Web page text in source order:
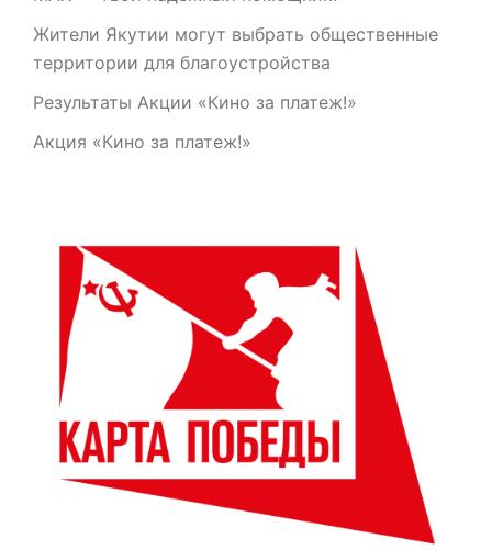
Жители Якутии могут выбрать общественные
территории для благоустройства
Результаты Акции «Кино за платеж!»
Акция «Кино за платеж!»